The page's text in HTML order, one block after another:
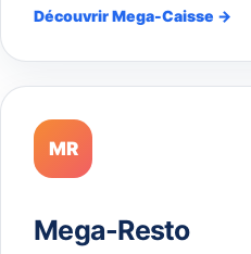
Découvrir Mega-Caisse →
MR
Mega-Resto